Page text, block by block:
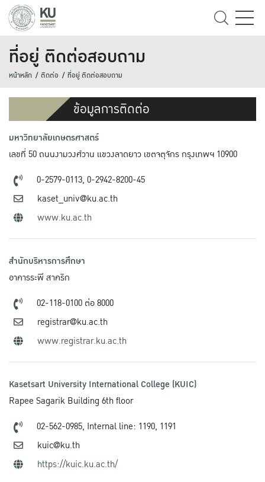
ที่อยู่ ติดต่อสอบถาม
หน้าหลัก ติดต่อ ที่อยู่ ติดต่อสอบถาม
ข้อมูลการติดต่อ
มหาวิทยาลัยเกษตรศาสตร์
เลขที่ 50 ถนนงามวงศ์วาน แขวงลาดยาว เขตจตุจักร กรุงเทพฯ 10900
0-2579-0113, 0-2942-8200-45
kaset_univ@ku.ac.th
www.ku.ac.th
สำนักบริหารการศึกษา
อาคารระพี สาคริก
02-118-0100 ต่อ 8000
registrar@ku.ac.th
www.registrar.ku.ac.th
Kasetsart University International College (KUIC)
Rapee Sagarik Building 6th floor
02-562-0985, Internal line: 1190, 1191
kuic@ku.th
https://kuic.ku.ac.th/